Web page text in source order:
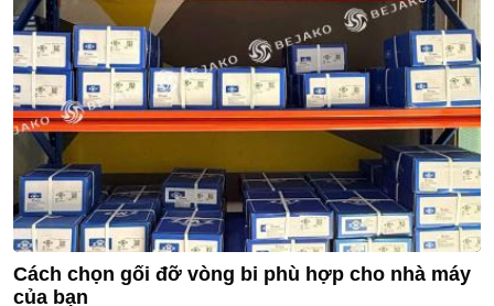
Cách chọn gối đỡ vòng bi phù hợp cho nhà máy
của bạn